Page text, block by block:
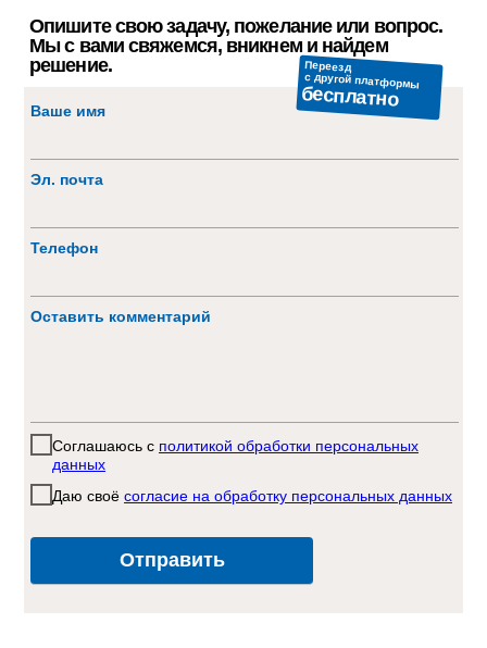
Опишите свою задачу, пожелание или вопрос.
Мы с вами свяжемся, вникнем и найдем
решение.
Ваше имя
Эл. почта
Телефон
Оставить комментарий
Соглашаюсь с политикой обработки персональных
данных
Даю своё согласие на обработку персональных данных
Отправить
бесплатно
Переезд
с другой платформы